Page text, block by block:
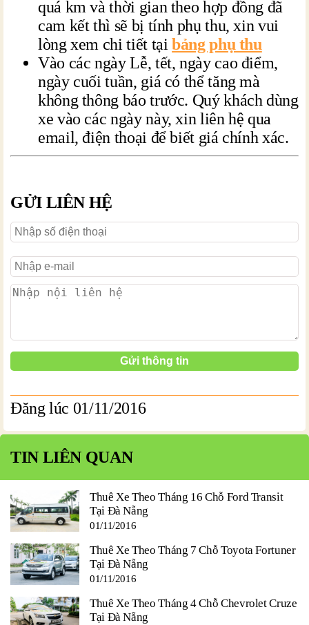
quá km và thời gian theo hợp đồng đã
cam kết thì sẽ bị tính phụ thu, xin vui
lòng xem chi tiết tạibảng phụ thu
Vào các ngày Lễ, tết, ngày cao điểm,
ngày cuối tuần, giá có thể tăng mà
không thông báo trước. Quý khách dùng
xe vào các ngày này, xin liên hệ qua
email, điện thoại để biết giá chính xác.
GỬI LIÊN HỆ
Đăng lúc 01/11/2016
TIN LIÊN QUAN
Thuê Xe Theo Tháng 16 Chỗ Ford Transit
Tại Đà Nẵng
01/11/2016
Thuê Xe Theo Tháng 7 Chỗ Toyota Fortuner
Tại Đà Nẵng
01/11/2016
Thuê Xe Theo Tháng 4 Chỗ Chevrolet Cruze
Tại Đà Nẵng